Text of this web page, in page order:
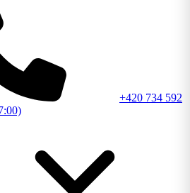
+420 734 592